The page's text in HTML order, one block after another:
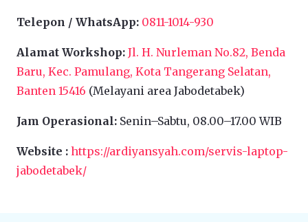
Telepon / WhatsApp: 0811-1014-930
Alamat Workshop: Jl. H. Nurleman No.82, Benda
Baru, Kec. Pamulang, Kota Tangerang Selatan,
Banten 15416 (Melayani area Jabodetabek)
Jam Operasional: Senin–Sabtu, 08.00–17.00 WIB
Website : https://ardiyansyah.com/servis-laptop-
jabodetabek/